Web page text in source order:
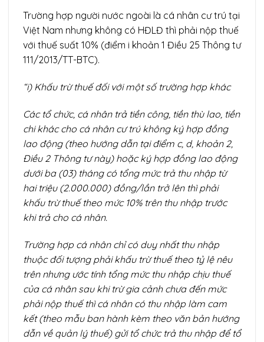
Trường hợp người nước ngoài là cá nhân cư trú tại
Việt Nam nhưng không có HĐLĐ thì phải nộp thuế
với thuế suất 10% (điểm i khoản 1 Điều 25 Thông tư
111/2013/TT-BTC).
“i) Khấu trừ thuế đối với một số trường hợp khác
Các tổ chức, cá nhân trả tiền công, tiền thù lao, tiền
chi khác cho cá nhân cư trú không ký hợp đồng
lao động (theo hướng dẫn tại điểm c, d, khoản 2,
Điều 2 Thông tư này) hoặc ký hợp đồng lao động
dưới ba (03) tháng có tổng mức trả thu nhập từ
hai triệu (2.000.000) đồng/lần trở lên thì phải
khấu trừ thuế theo mức 10% trên thu nhập trước
khi trả cho cá nhân.
Trường hợp cá nhân chỉ có duy nhất thu nhập
thuộc đối tượng phải khấu trừ thuế theo tỷ lệ nêu
trên nhưng ước tính tổng mức thu nhập chịu thuế
của cá nhân sau khi trừ gia cảnh chưa đến mức
phải nộp thuế thì cá nhân có thu nhập làm cam
kết (theo mẫu ban hành kèm theo văn bản hướng
dẫn về quản lý thuế) gửi tổ chức trả thu nhập để tổ